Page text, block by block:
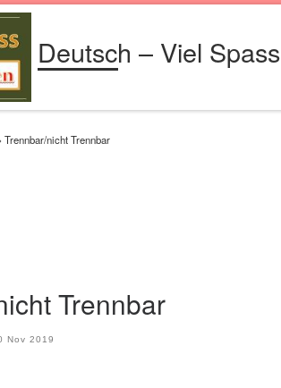
Deutsch – Viel Spass
Trennbar/nicht Trennbar
Trennbar
Nov 2019